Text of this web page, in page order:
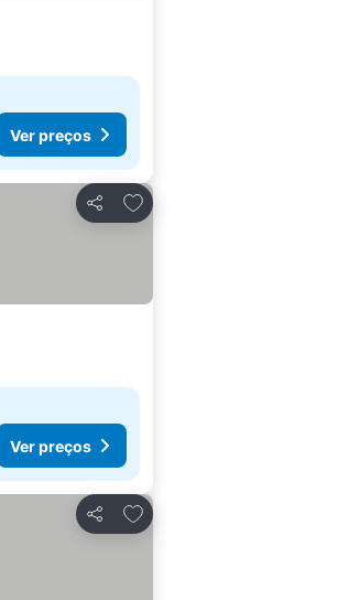
Ver preços
Partilhar
Adicionar aos favoritos
Ver preços
Partilhar
Adicionar aos favoritos